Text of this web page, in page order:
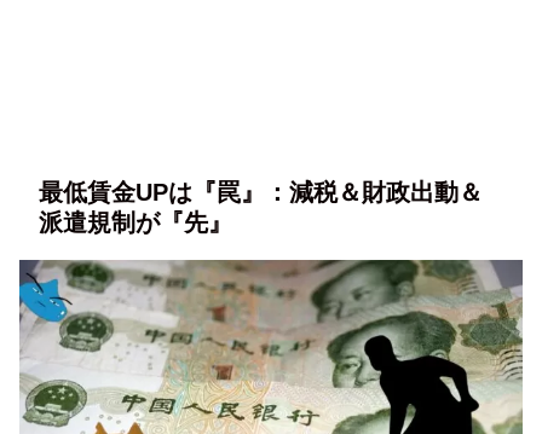
最低賃金UPは『罠』：減税＆財政出動＆
派遣規制が『先』